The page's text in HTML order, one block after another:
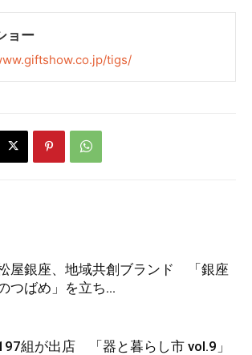
ョー
tigs/
屋銀座、地域共創ブランド 「銀座
つばめ」を立ち...
組が出店 「器と暮らし市 vol.9」